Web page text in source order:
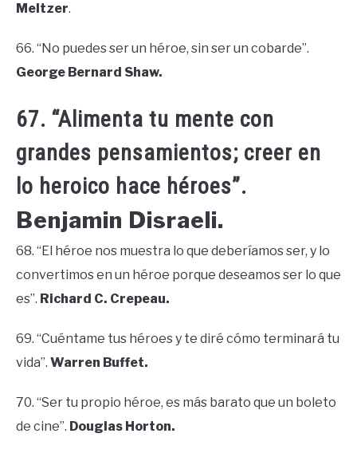
Meltzer.
66. “No puedes ser un héroe, sin ser un cobarde”.
George Bernard Shaw.
67. “Alimenta tu mente con
grandes pensamientos; creer en
lo heroico hace héroes”.
Benjamin Disraeli.
68. “El héroe nos muestra lo que deberíamos ser, y lo
convertimos en un héroe porque deseamos ser lo que
es”. Richard C. Crepeau.
69. “Cuéntame tus héroes y te diré cómo terminará tu
vida”. Warren Buffet.
70. “Ser tu propio héroe, es más barato que un boleto
de cine”. Douglas Horton.